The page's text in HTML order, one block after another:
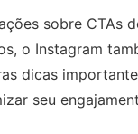
sobre CTAs
o Instagram
dicas
seu